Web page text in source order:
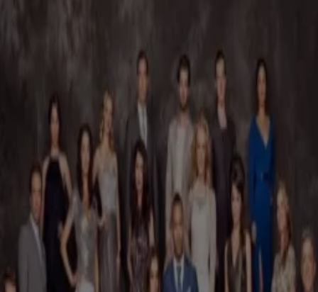
Kees Tol maakt nieuw RTL-programma Nederland Met Vakantie
Verdrinkingsscène Lil Kleine en Ronnie Flex valt verkeerd na eerder incident
1:48
Discussie over toekomst De Toppers na uitspraak Jeroen van der Boom
1:34
Update over Luca T.: hij blijft negetig dagen langer vastzitten
3:33
Eline over nieuw seizoen B&B Vol Liefde: ‘Fred maakt het seizoen’
3:32
Marco Borsato weer voor de rechter: hij wil bijna vier ton aan proceskosten terug
Johnny de Mol sprak met Marco Borsato over comeback: ‘Hij had weer een twinkeling in zijn
0:38
Is nieuwe liefde Emma Kok een voetbalspeler? 'Scherp!'
Lisa Sace onthutst om naam kindje van haar ex Jay Zwarts